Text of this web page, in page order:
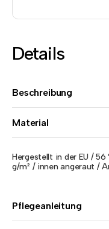
Details
Beschreibung
Material
Hergestellt in der EU /
g/m² / innen angeraut /
Pflegeanleitung